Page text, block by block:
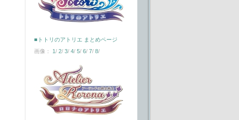
■トトリのアトリエ まとめページ
画像： 1/ 2/ 3/ 4/ 5/ 6/ 7/ 8/